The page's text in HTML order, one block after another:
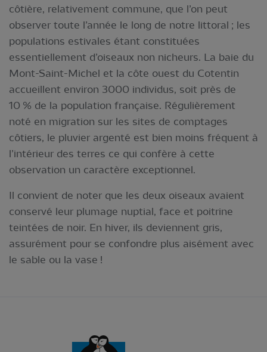
côtière, relativement commune, que l’on peut
observer toute l’année le long de notre littoral ; les
populations estivales étant constituées
essentiellement d’oiseaux non nicheurs. La baie du
Mont-Saint-Michel et la côte ouest du Cotentin
accueillent environ 3000 individus, soit près de
10 % de la population française. Régulièrement
noté en migration sur les sites de comptages
côtiers, le pluvier argenté est bien moins fréquent à
l’intérieur des terres ce qui confère à cette
observation un caractère exceptionnel.
Il convient de noter que les deux oiseaux avaient
conservé leur plumage nuptial, face et poitrine
teintées de noir. En hiver, ils deviennent gris,
assurément pour se confondre plus aisément avec
le sable ou la vase !